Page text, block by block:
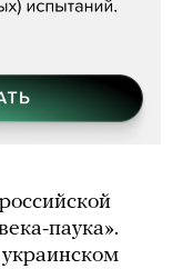
паука».